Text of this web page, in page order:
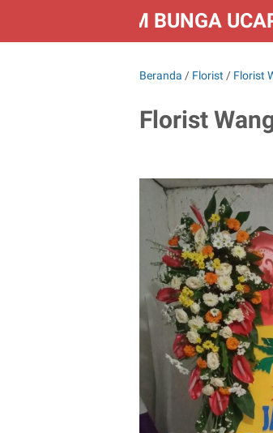
FLORIST KIRIM BUNGA
Beranda / Florist / Florist
Florist